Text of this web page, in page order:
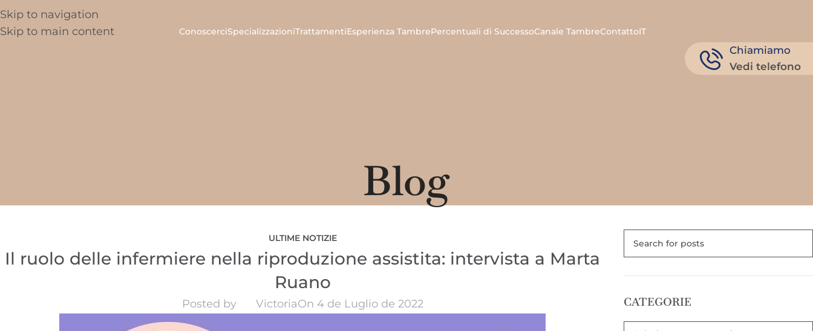
Skip to navigation
Skip to main content
ConoscerciSpecializzazioniTrattamentiEsperienza TambrePercentuali di SuccessoCanale TambreContattoIT
Chiamiamo
Vedi telefono
Blog
ULTIME NOTIZIE
Il ruolo delle infermiere nella riproduzione assistita: intervista a Marta
Ruano
Posted by VictoriaOn 4 de Luglio de 2022 CATEGORIE